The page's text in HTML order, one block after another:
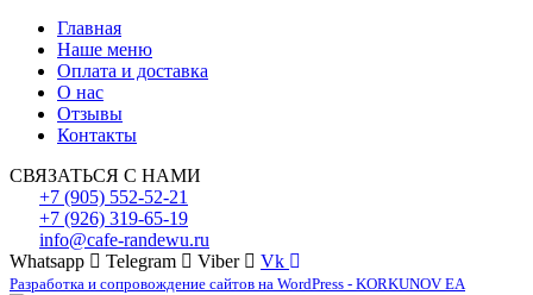
Главная
Наше меню
Оплата и доставка
О нас
Отзывы
Контакты
СВЯЗАТЬСЯ С НАМИ
+7 (905) 552-52-21
+7 (926) 319-65-19
info@cafe-randewu.ru
Whatsapp
Telegram Viber Vk
Разработка и сопровождение сайтов на WordPress - KORKUNOV EA